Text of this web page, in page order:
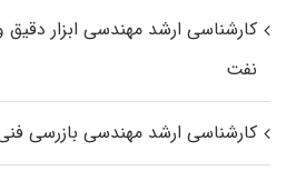
کارشناسی ارشد مهندسی ابزار دقیق
نفت
کارشناسی ارشد مهندسی بازرسی